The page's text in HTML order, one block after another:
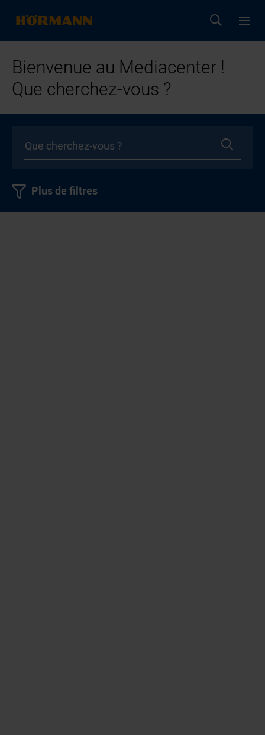
Bienvenue au Mediacenter !
Que cherchez-vous ?
Plus de filtres